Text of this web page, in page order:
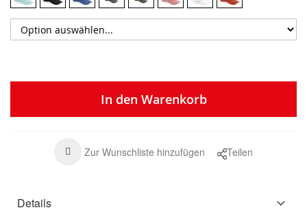
In den Warenkorb
Zur Wunschliste hinzufügen Teilen
Details